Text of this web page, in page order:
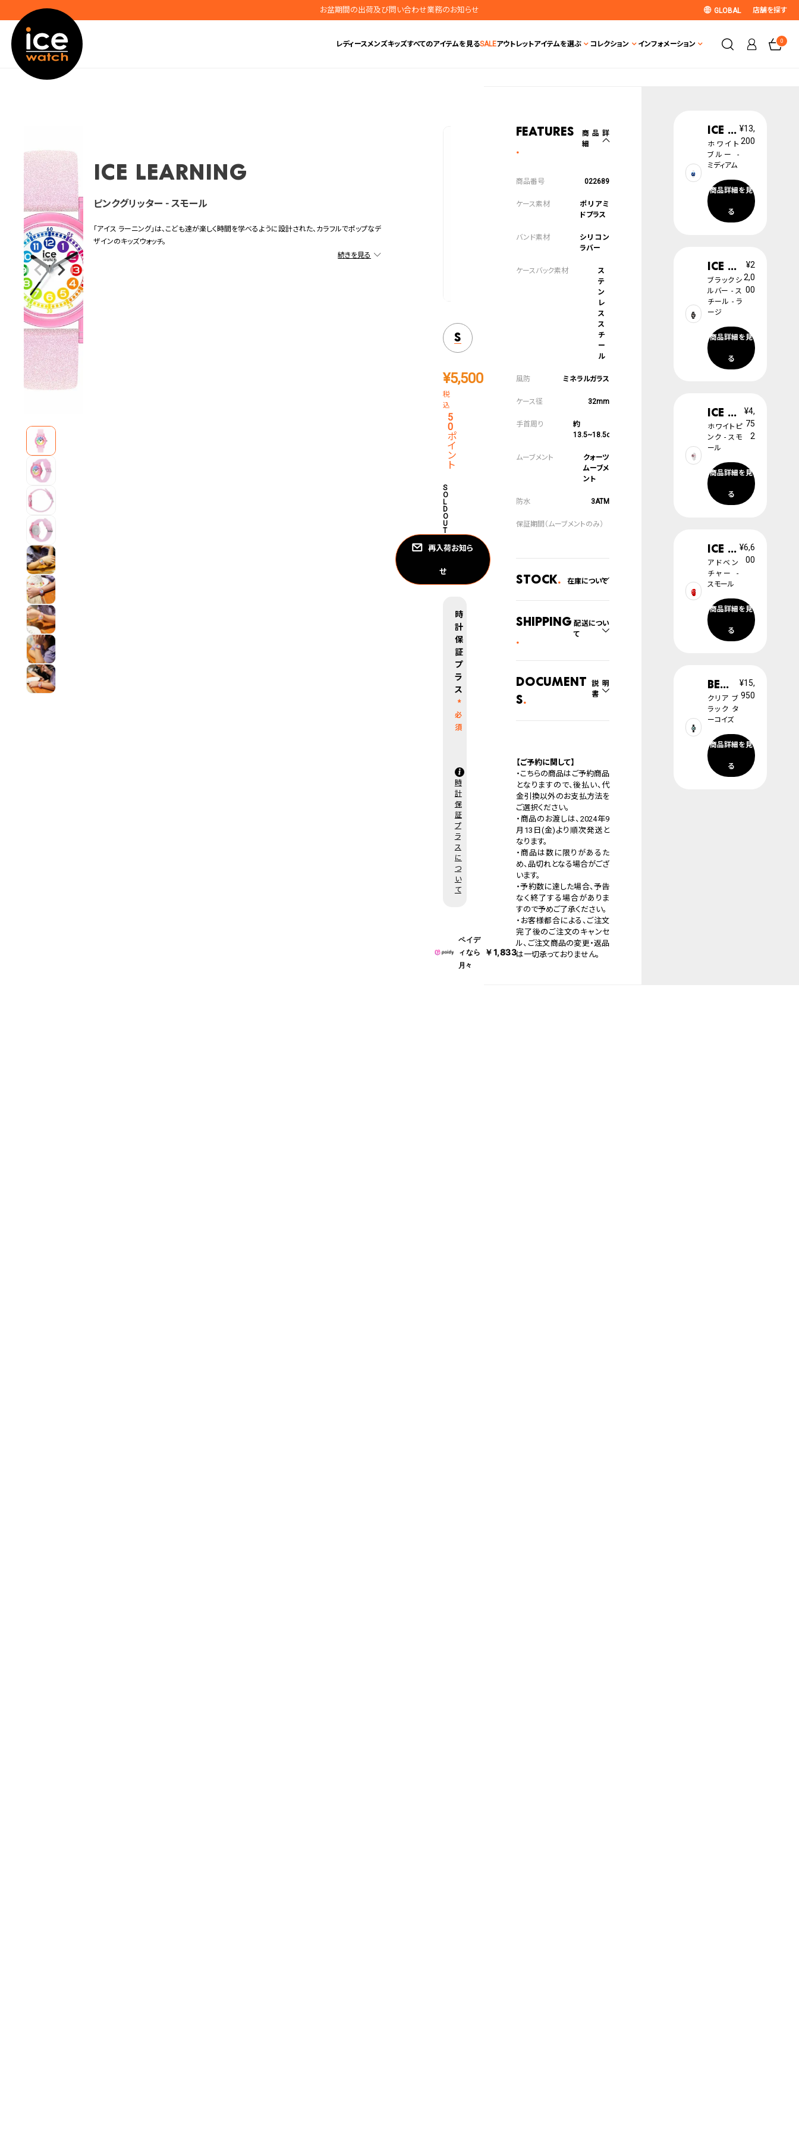
お盆期間の出荷及び問い合わせ業務のお知らせ
レディースメンズキッズすべてのアイテムを見るSALEアウトレットアイテムを選ぶ コレクション インフォメーション
店舗を探す
GLOBAL
0
ICE learning
ピンクグリッター - スモール
「アイス ラーニング」は、こども達が楽しく時間を学べるように設計された、カラフルでポップなデ
ザインのキッズウォッチ。
文字盤には、“時”を示す大きな丸数字と、“分”を示す5分ごとの数字がプリントされており、簡単
S
¥5,500
税
込
5
0
ポ
イ
ン
ト
S
O
L
D
O
U
T
再入荷お知ら
せ
時
計
保
証
プ
ラ
ス
時
計
保
証
プ
ラ
ス
に
つ
い
て
ペイデ
ィなら
月々
￥1,833
Features
商品詳
細
022689
ポリアミ
ドプラス
シリコン
ラバー
ス
テ
ン
レ
ス
ス
チ
ー
ル
ミネラルガラス
32mm
約
13.5~18.5cm
クォーツ
ムーブメ
ント
3ATM
Stock 在庫について
ているため、在庫切れの場合
がございます。
在庫切れの場合、キャンセルを
Shipping 配送につい
て
庫状況により異なり、
・弊社物流センターからの発送
発送
発送日の確定はご注文確認後
となります。場合によってはお
届け日時のご希望に沿えない
場合もございますので予めご
了承くださいませ。
※ご予約商品は、記載のお届
け予定での発送となります。
Document
s
説明
書
防水について
【ご予約に関して】
・こちらの商品はご予約商品
となりますので、後払い、代
金引換以外のお支払方法を
ご選択ください。
・商品のお渡しは、2024年9
月13日(金)より順次発送と
なります。
・商品は数に限りがあるた
め、品切れとなる場合がござ
います。
・予約数に達した場合、予告
なく終了する場合がありま
すので予めご了承ください。
・お客様都合による、ご注文
完了後のご注文のキャンセ
ル、ご注文商品の変更・返品
は一切承っておりません。
ICE boliday
ホワイト
ブルー -
ミディアム
¥13,
200
商品詳細を見
る
ICE boliday
ブラックシ
ルバー - ス
チール - ラ
ージ
¥2
2,0
00
商品詳細を見
る
ICE digit explorer
ホワイトピ
ンク - スモ
ール
¥4,
75
2
商品詳細を見
る
ICE ola kids
アドベン
チャー -
スモール
¥6,6
00
商品詳細を見
る
BEWATCH
クリア ブ
ラック タ
ーコイズ
¥15,
950
商品詳細を見
る